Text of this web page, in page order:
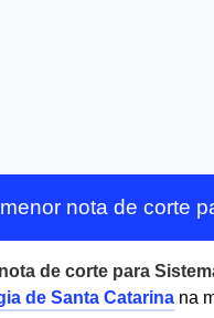
nota de corte
nota de corte para
de Santa Catarina na